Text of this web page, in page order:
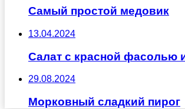
Самый простой медовик
13.04.2024
Салат с красной фасолью
29.08.2024
Морковный сладкий пирог